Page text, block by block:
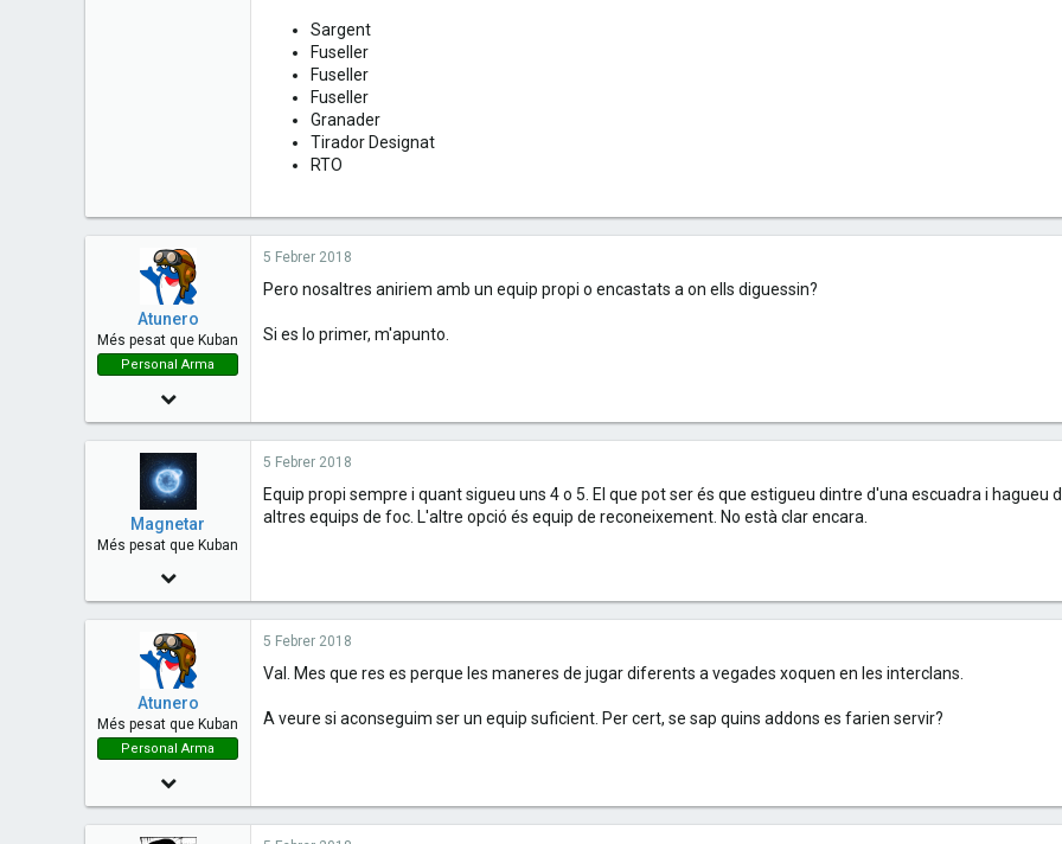
Sargent
Fuseller
Fuseller
Fuseller
Granader
Tirador Designat
RTO
Atunero
Més pesat que Kuban
Personal Arma
19 Maig 2016
1,042
5 Febrer 2018
Pero nosaltres aniriem amb un equip propi o encastats a on ells diguessin?
Si es lo primer, m'apunto.
Magnetar
Més pesat que Kuban
22 Abril 2014
1,011
5 Febrer 2018
Equip propi sempre i quant sigueu uns 4 o 5. El que pot ser és que estigueu dintre d'una escuadra i
altres equips de foc. L'altre opció és equip de reconeixement. No està clar encara.
Atunero
Més pesat que Kuban
Personal Arma
19 Maig 2016
1,042
5 Febrer 2018
Val. Mes que res es perque les maneres de jugar diferents a vegades xoquen en les interclans.
A veure si aconseguim ser un equip suficient. Per cert, se sap quins addons es farien servir?